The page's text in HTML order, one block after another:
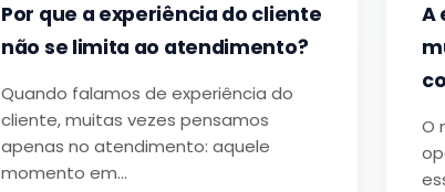
Por que a experiência do cliente
não se limita ao atendimento?
Quando falamos de experiência do
cliente, muitas vezes pensamos
apenas no atendimento: aquele
momento em…
A
O